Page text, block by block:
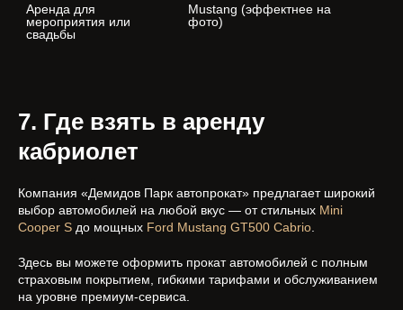
Аренда для
мероприятия или
свадьбы
Mustang (эффектнее на
фото)
7. Где взять в аренду
кабриолет
Компания «Демидов Парк автопрокат» предлагает широкий
выбор автомобилей на любой вкус — от стильных Mini
Cooper S до мощных Ford Mustang GT500 Cabrio
Здесь вы можете оформить прокат автомобилей с полным
страховым покрытием, гибкими тарифами и обслуживанием
на уровне премиум-сервиса.